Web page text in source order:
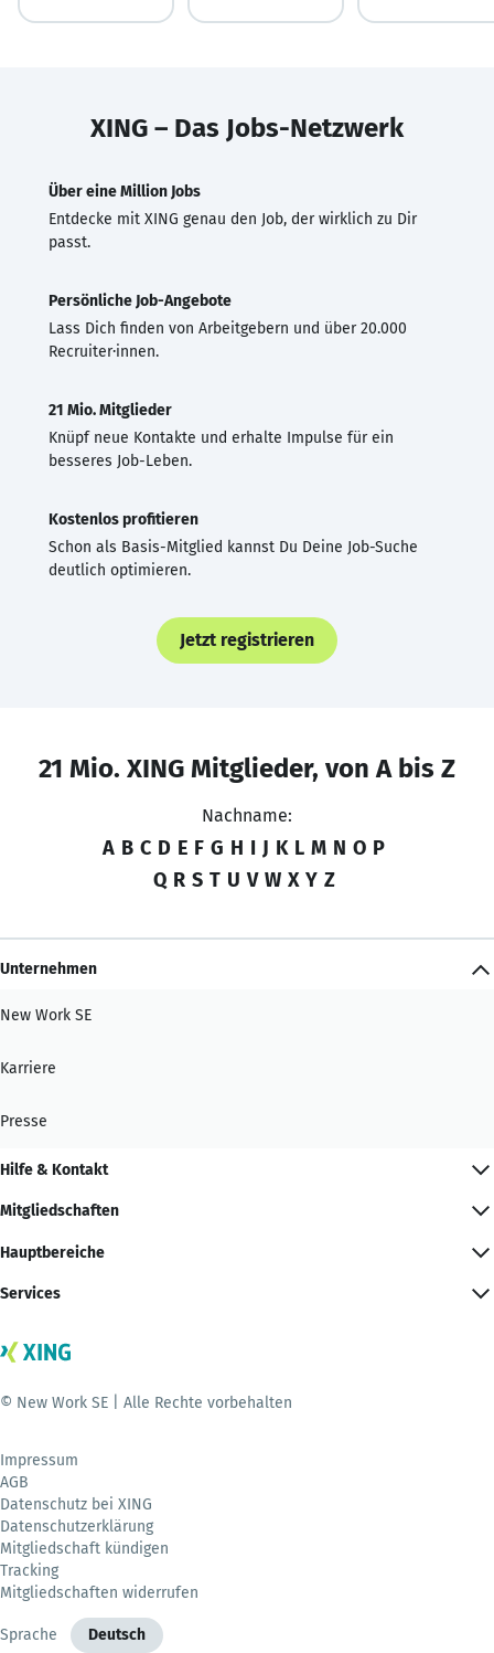
XING – Das Jobs-Netzwerk
Über eine Million Jobs
Entdecke mit XING genau den Job, der wirklich zu Dir
passt.
Persönliche Job-Angebote
Lass Dich finden von Arbeitgebern und über 20.000
Recruiter·innen.
21 Mio. Mitglieder
Knüpf neue Kontakte und erhalte Impulse für ein
besseres Job-Leben.
Kostenlos profitieren
Schon als Basis-Mitglied kannst Du Deine Job-Suche
deutlich optimieren.
Jetzt registrieren
21 Mio. XING Mitglieder, von A bis Z
Nachname:
A B C D E F G H I J K L M N O P
Q R S T U V W X Y Z
Unternehmen
New Work SE
Karriere
Presse
Hilfe & Kontakt
Mitgliedschaften
Hauptbereiche
Services
© New Work SE | Alle Rechte vorbehalten
Impressum
AGB
Datenschutz bei XING
Datenschutzerklärung
Mitgliedschaft kündigen
Tracking
Mitgliedschaften widerrufen
Sprache Deutsch